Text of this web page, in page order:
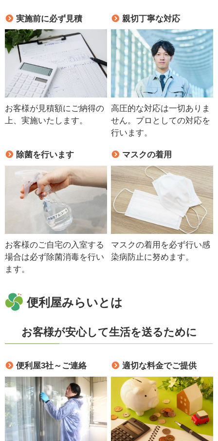
実施前に必ず見積
お客様が見積額にご納得の
上、実施いたします。
親切丁寧な対応
高圧的な対応は一切ありま
せん。プロとしての対応を
行います。
除菌を行います
お客様のご自宅の入室する
場合は必ず除菌消毒を行い
ます。
マスクの着用
マスクの着用を必ず行い感
染病防止に努めます。
便利屋みらいとは
お客様が安心して生活を送るために
便利屋3社～ご連絡 適切な料金でご提供